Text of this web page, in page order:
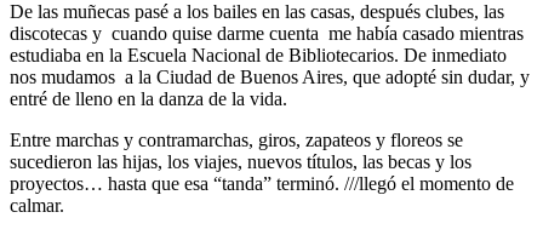
De las muñecas pasé a los bailes en las casas, después clubes, las
discotecas y cuando quise darme cuenta me había casado mientras
estudiaba en la Escuela Nacional de Bibliotecarios. De inmediato
nos mudamos a la Ciudad de Buenos Aires, que adopté sin dudar, y
entré de lleno en la danza de la vida.
Entre marchas y contramarchas, giros, zapateos y floreos se
sucedieron las hijas, los viajes, nuevos títulos, las becas y los
proyectos… hasta que esa “tanda” terminó. ///llegó el momento de
calmar.